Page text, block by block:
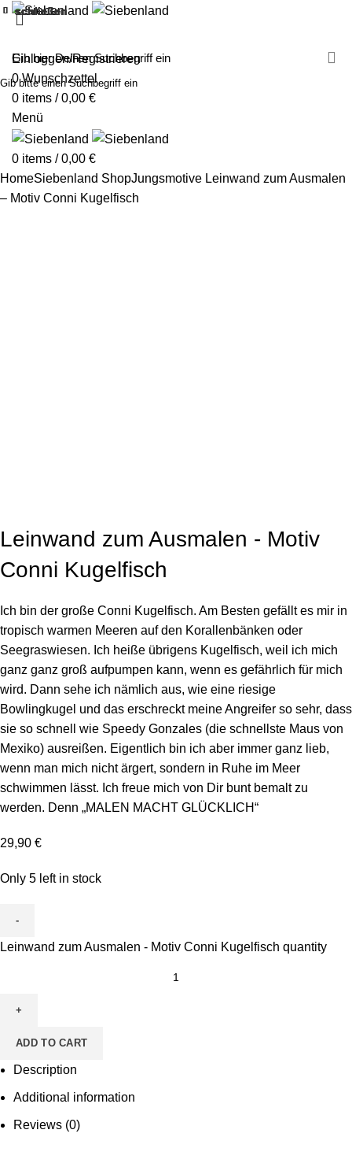
Einloggen/Registrieren
0Wunschzettel
0 items / 0,00 €
Menü
0 items / 0,00 €
HomeSiebenland ShopJungsmotive Leinwand zum Ausmalen
– Motiv Conni Kugelfisch
Leinwand zum Ausmalen - Motiv
Conni Kugelfisch
Ich bin der große Conni Kugelfisch. Am Besten gefällt es mir in
tropisch warmen Meeren auf den Korallenbänken oder
Seegraswiesen. Ich heiße übrigens Kugelfisch, weil ich mich
ganz ganz groß aufpumpen kann, wenn es gefährlich für mich
wird. Dann sehe ich nämlich aus, wie eine riesige
Bowlingkugel und das erschreckt meine Angreifer so sehr, dass
sie so schnell wie Speedy Gonzales (die schnellste Maus von
Mexiko) ausreißen. Eigentlich bin ich aber immer ganz lieb,
wenn man mich nicht ärgert, sondern in Ruhe im Meer
schwimmen lässt. Ich freue mich von Dir bunt bemalt zu
werden. Denn „MALEN MACHT GLÜCKLICH“
29,90 €
Only 5 left in stock
Leinwand zum Ausmalen - Motiv Conni Kugelfisch quantity
ADD TO CART
Description
Additional information
Reviews (0)
schließen
schließen
schließen
schließen
schließen
schließen
schließen
schließen
schließen
schließen
schließen
schließen
schließen
schließen
schließen
schließen
schließen
schließen
Gib bitte einen Suchbegriff ein